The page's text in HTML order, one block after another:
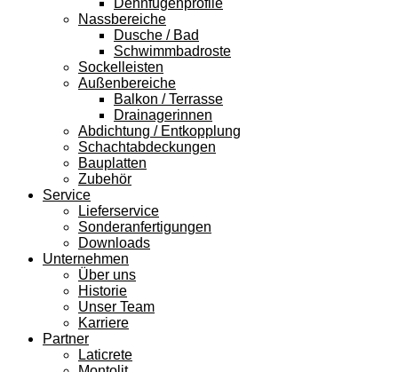
Dehnfugenprofile
Nassbereiche
Dusche / Bad
Schwimmbadroste
Sockelleisten
Außenbereiche
Balkon / Terrasse
Drainagerinnen
Abdichtung / Entkopplung
Schachtabdeckungen
Bauplatten
Zubehör
Service
Lieferservice
Sonderanfertigungen
Downloads
Unternehmen
Über uns
Historie
Unser Team
Karriere
Partner
Laticrete